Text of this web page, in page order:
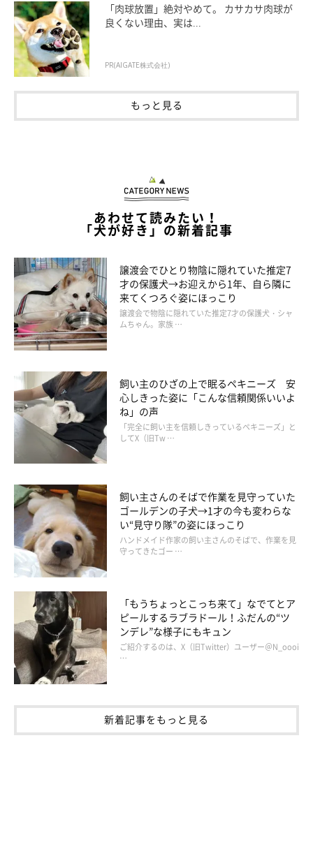
「肉球放置」絶対やめて。 カサカサ肉球が
良くない理由、実は...
PR(AIGATE株式会社)
もっと見る
あわせて読みたい！
「犬が好き」の新着記事
譲渡会でひとり物陰に隠れていた推定7
才の保護犬→お迎えから1年、自ら隣に
来てくつろぐ姿にほっこり
譲渡会で物陰に隠れていた推定7才の保護犬・シャ
ムちゃん。家族 …
飼い主のひざの上で眠るペキニーズ 安
心しきった姿に「こんな信頼関係いいよ
ね」の声
「完全に飼い主を信頼しきっているペキニーズ」と
してX（旧Tw …
飼い主さんのそばで作業を見守っていた
ゴールデンの子犬→1才の今も変わらな
い“見守り隊”の姿にほっこり
ハンドメイド作家の飼い主さんのそばで、作業を見
守ってきたゴー …
「もうちょっとこっち来て」なでてとア
ピールするラブラドール！ふだんの“ツ
ンデレ”な様子にもキュン
ご紹介するのは、X（旧Twitter）ユーザー＠N_oooi
…
新着記事をもっと見る